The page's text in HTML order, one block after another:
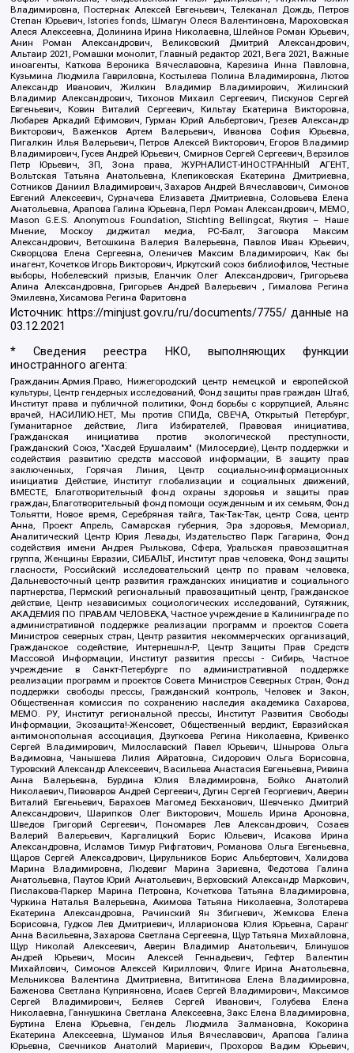
Владимировна, Постернак Алексей Евгеньевич, Телеканал Дождь, Петров
Степан Юрьевич, Istories fonds, Шмагун Олеся Валентиновна, Мароховская
Алеся Алексеевна, Долинина Ирина Николаевна, Шлейнов Роман Юрьевич,
Анин Роман Александрович, Великовский Дмитрий Александрович,
Альтаир 2021, Ромашки монолит, Главный редактор 2021, Вега 2021, Важные
иноагенты, Каткова Вероника Вячеславовна, Карезина Инна Павловна,
Кузьмина Людмила Гавриловна, Костылева Полина Владимировна, Лютов
Александр Иванович, Жилкин Владимир Владимирович, Жилинский
Владимир Александрович, Тихонов Михаил Сергеевич, Пискунов Сергей
Евгеньевич, Ковин Виталий Сергеевич, Кильтау Екатерина Викторовна,
Любарев Аркадий Ефимович, Гурман Юрий Альбертович, Грезев Александр
Викторович, Важенков Артем Валерьевич, Иванова София Юрьевна,
Пигалкин Илья Валерьевич, Петров Алексей Викторович, Егоров Владимир
Владимирович, Гусев Андрей Юрьевич, Смирнов Сергей Сергеевич, Верзилов
Петр Юрьевич, ЗП, Зона права, ЖУРНАЛИСТ-ИНОСТРАННЫЙ АГЕНТ,
Вольтская Татьяна Анатольевна, Клепиковская Екатерина Дмитриевна,
Сотников Даниил Владимирович, Захаров Андрей Вячеславович, Симонов
Евгений Алексеевич, Сурначева Елизавета Дмитриевна, Соловьева Елена
Анатольевна, Арапова Галина Юрьевна, Перл Роман Александрович, МЕМО,
Mason G.E.S. Anonymous Foundation, Stichting Bellingcat, Якутия – Наше
Мнение, Москоу диджитал медиа, РС-Балт, Заговора Максим
Александрович, Ветошкина Валерия Валерьевна, Павлов Иван Юрьевич,
Скворцова Елена Сергеевна, Оленичев Максим Владимирович, Как бы
инагент, Кочетков Игорь Викторович, Иркутский союз библиофилов, Честные
выборы, Нобелевский призыв, Еланчик Олег Александрович, Григорьева
Алина Александровна, Григорьев Андрей Валерьевич , Гималова Регина
Эмилевна, Хисамова Регина Фаритовна
Источник: https://minjust.gov.ru/ru/documents/7755/ данные на
03.12.2021
* Сведения реестра НКО, выполняющих функции
иностранного агента:
Гражданин.Армия.Право, Нижегородский центр немецкой и европейской
культуры, Центр гендерных исследований, Фонд защиты прав граждан Штаб,
Институт права и публичной политики, Фонд борьбы с коррупцией, Альянс
врачей, НАСИЛИЮ.НЕТ, Мы против СПИДа, СВЕЧА, Открытый Петербург,
Гуманитарное действие, Лига Избирателей, Правовая инициатива,
Гражданская инициатива против экологической преступности,
Гражданский Союз, "Хасдей Ерушалаим" (Милосердие), Центр поддержки и
содействия развитию средств массовой информации, В защиту прав
заключенных, Горячая Линия, Центр социально-информационных
инициатив Действие, Институт глобализации и социальных движений,
ВМЕСТЕ, Благотворительный фонд охраны здоровья и защиты прав
граждан, Благотворительный фонд помощи осужденным и их семьям, Фонд
Тольятти, Новое время, Серебряная тайга, Так-Так-Так, центр Сова, центр
Анна, Проект Апрель, Самарская губерния, Эра здоровья, Мемориал,
Аналитический Центр Юрия Левады, Издательство Парк Гагарина, Фонд
содействия имени Андрея Рылькова, Сфера, Уральская правозащитная
группа, Женщины Евразии, СИБАЛЬТ, Институт прав человека, Фонд защиты
гласности, Российский исследовательский центр по правам человека,
Дальневосточный центр развития гражданских инициатив и социального
партнерства, Пермский региональный правозащитный центр, Гражданское
действие, Центр независимых социологических исследований, Сутяжник,
АКАДЕМИЯ ПО ПРАВАМ ЧЕЛОВЕКА, Частное учреждение в Калининграде по
административной поддержке реализации программ и проектов Совета
Министров северных стран, Центр развития некоммерческих организаций,
Гражданское содействие, Интернешнл-Р, Центр Защиты Прав Средств
Массовой Информации, Институт развития прессы - Сибирь, Частное
учреждение в Санкт-Петербурге по административной поддержке
реализации программ и проектов Совета Министров Северных Стран, Фонд
поддержки свободы прессы, Гражданский контроль, Человек и Закон,
Общественная комиссия по сохранению наследия академика Сахарова,
МЕМО. РУ, Институт региональной прессы, Институт Развития Свободы
Информации, Экозащита!-Женсовет, Общественный вердикт, Евразийская
антимонопольная ассоциация, Дзугкоева Регина Николаевна, Кривенко
Сергей Владимирович, Милославский Павел Юрьевич, Шнырова Ольга
Вадимовна, Чанышева Лилия Айратовна, Сидорович Ольга Борисовна,
Туровский Александр Алексеевич, Васильева Анастасия Евгеньевна, Ривина
Анна Валерьевна, Бурдина Юлия Владимировна, Бойко Анатолий
Николаевич, Пивоваров Андрей Сергеевич, Дугин Сергей Георгиевич, Аверин
Виталий Евгеньевич, Барахоев Магомед Бекханович, Шевченко Дмитрий
Александрович, Шарипков Олег Викторович, Мошель Ирина Ароновна,
Шведов Григорий Сергеевич, Пономарев Лев Александрович, Созаев
Валерий Валерьевич, Каргалицкий Борис Юльевич, Исакова Ирина
Александровна, Исламов Тимур Рифгатович, Романова Ольга Евгеньевна,
Щаров Сергей Алексадрович, Цирульников Борис Альбертович, Халидова
Марина Владимировна, Людевиг Марина Зариевна, Федотова Галина
Анатольевна, Паутов Юрий Анатольевич, Верховский Александр Маркович,
Пислакова-Паркер Марина Петровна, Кочеткова Татьяна Владимировна,
Чуркина Наталья Валерьевна, Акимова Татьяна Николаевна, Золотарева
Екатерина Александровна, Рачинский Ян Збигневич, Жемкова Елена
Борисовна, Гудков Лев Дмитриевич, Илларионова Юлия Юрьевна, Саранг
Анна Васильевна, Захарова Светлана Сергеевна, Щур Татьяна Михайловна,
Щур Николай Алексеевич, Аверин Владимир Анатольевич, Блинушов
Андрей Юрьевич, Мосин Алексей Геннадьевич, Гефтер Валентин
Михайлович, Симонов Алексей Кириллович, Флиге Ирина Анатольевна,
Мельникова Валентина Дмитриевна, Вититинова Елена Владимировна,
Баженова Светлана Куприяновна, Исаев Сергей Владимирович, Максимов
Сергей Владимирович, Беляев Сергей Иванович, Голубева Елена
Николаевна, Ганнушкина Светлана Алексеевна, Закс Елена Владимировна,
Буртина Елена Юрьевна, Гендель Людмила Залмановна, Кокорина
Екатерина Алексеевна, Шуманов Илья Вячеславович, Арапова Галина
Юрьевна, Свечников Анатолий Мариевич, Прохоров Вадим Юрьевич,